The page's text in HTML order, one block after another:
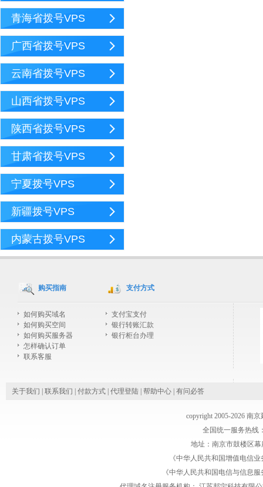
青海省拨号VPS
广西省拨号VPS
云南省拨号VPS
山西省拨号VPS
陕西省拨号VPS
甘肃省拨号VPS
宁夏拨号VPS
新疆拨号VPS
内蒙古拨号VPS
购买指南
如何购买域名
如何购买空间
如何购买服务器
怎样确认订单
联系客服
支付方式
支付宝支付
银行转账汇款
银行柜台办理
关于我们 联系我们 付款方式 代理登陆 帮助中心 有问必答
copyright 2005-2026 南
全国统一服务热线
地址：南京市鼓楼区幕
《中华人民共和国增值电信
《中华人民共和国电信与信息